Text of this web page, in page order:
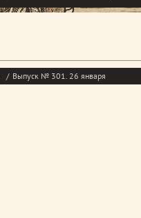
Выпуск № 301. 26 января